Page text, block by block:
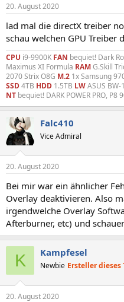
20. August 2020
lad mal die directX treiber
schau welchen GPU Treiber
CPU i9-9900K FAN bequiet! Dark
Maximus XI Formula RAMG.Skill
2070 Strix O8G M.2 1x Samsung
SSD4TB HDD 1.5TB LWASUS
NT bequiet! DARK POWER PRO, P8
Falc410
Vice Admiral
20. August 2020
Bei mir war ein ähnlicher
Overlay deaktivieren. Also
irgendwelche Overlay
Afterburner, etc) und
K Kampfesel
Newbie Ersteller dieses
20. August 2020